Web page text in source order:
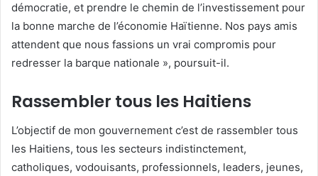
démocratie, et prendre le chemin de l’investissement pour
la bonne marche de l’économie Haïtienne. Nos pays amis
attendent que nous fassions un vrai compromis pour
redresser la barque nationale », poursuit-il.
Rassembler tous les Haitiens
L’objectif de mon gouvernement c’est de rassembler tous
les Haitiens, tous les secteurs indistinctement,
catholiques, vodouisants, professionnels, leaders, jeunes,